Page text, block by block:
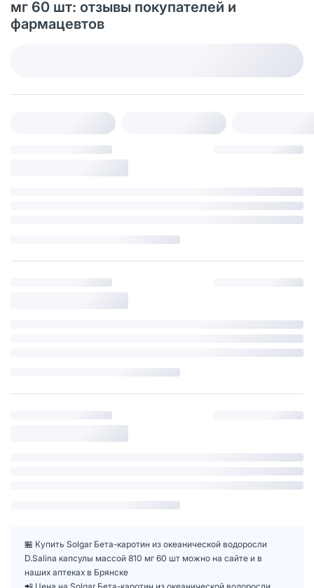
мг 60 шт: отзывы покупателей и
фармацевтов
🏪 Купить Solgar Бета-каротин из океанической водоросли
D.Salina капсулы массой 810 мг 60 шт можно на сайте и в
наших аптеках в Брянске